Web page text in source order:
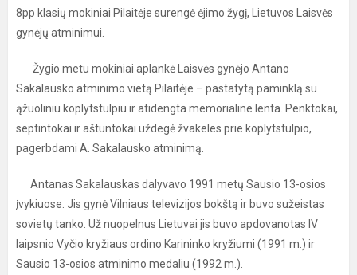
8pp klasių mokiniai Pilaitėje surengė ėjimo žygį, Lietuvos Laisvės
gynėjų atminimui.
Žygio metu mokiniai aplankė Laisvės gynėjo Antano
Sakalausko atminimo vietą Pilaitėje – pastatytą paminklą su
ąžuoliniu koplytstulpiu ir atidengta memorialine lenta. Penktokai,
septintokai ir aštuntokai uždegė žvakeles prie koplytstulpio,
pagerbdami A. Sakalausko atminimą.
Antanas Sakalauskas dalyvavo 1991 metų Sausio 13-osios
įvykiuose. Jis gynė Vilniaus televizijos bokštą ir buvo sužeistas
sovietų tanko. Už nuopelnus Lietuvai jis buvo apdovanotas IV
laipsnio Vyčio kryžiaus ordino Karininko kryžiumi (1991 m.) ir
Sausio 13-osios atminimo medaliu (1992 m.).